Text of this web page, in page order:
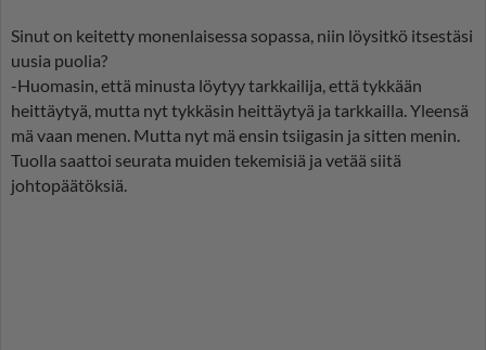
Sinut on keitetty monenlaisessa sopassa, niin löysitkö itsestäsi
uusia puolia?
-Huomasin, että minusta löytyy tarkkailija, että tykkään
heittäytyä, mutta nyt tykkäsin heittäytyä ja tarkkailla. Yleensä
mä vaan menen. Mutta nyt mä ensin tsiigasin ja sitten menin.
Tuolla saattoi seurata muiden tekemisiä ja vetää siitä
johtopäätöksiä.